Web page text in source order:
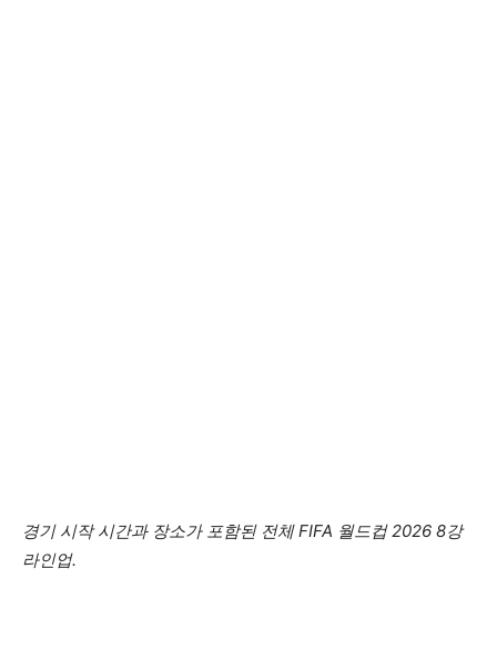
경기 시작 시간과 장소가 포함된 전체 FIFA 월드컵 2026 8강
라인업.